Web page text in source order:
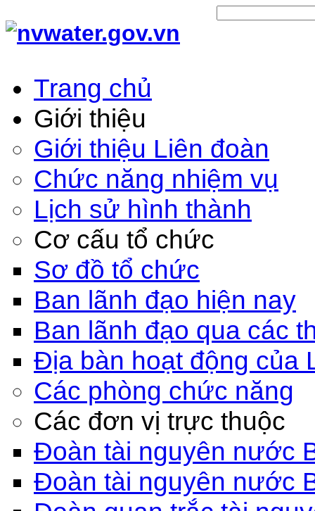
Trang chủ
Giới thiệu
Giới thiệu Liên đoàn
Chức năng nhiệm vụ
Lịch sử hình thành
Cơ cấu tổ chức
Sơ đồ tổ chức
Ban lãnh đạo hiện nay
Ban lãnh đạo qua các
Địa bàn hoạt động của
Các phòng chức năng
Các đơn vị trực thuộc
Đoàn tài nguyên nước
Đoàn tài nguyên nước